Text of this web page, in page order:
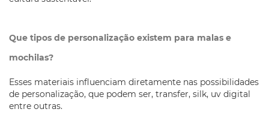
Que tipos de personalização existem para malas e
mochilas?
Esses materiais influenciam diretamente nas possibilidades
de personalização, que podem ser, transfer, silk, uv digital
entre outras.